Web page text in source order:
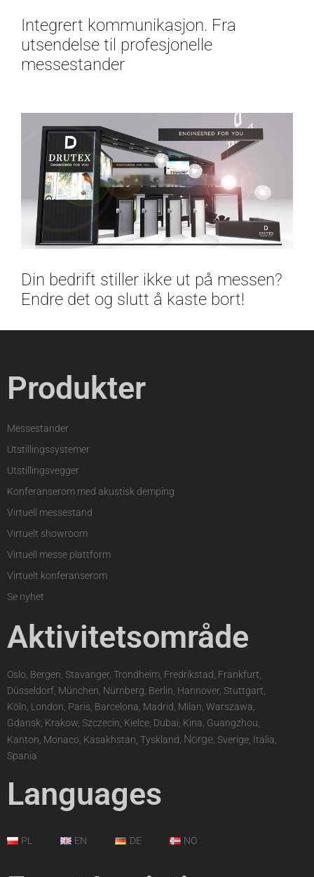
Integrert kommunikasjon. Fra
utsendelse til profesjonelle
messestander
Din bedrift stiller ikke ut på messen?
Endre det og slutt å kaste bort!
Produkter
Messestander
Utstillingssystemer
Utstillingsvegger
Konferanserom med akustisk demping
Virtuell messestand
Virtuelt showroom
Virtuell messe plattform
Virtuelt konferanserom
Se nyhet
Aktivitetsområde
Oslo, Bergen, Stavanger, Trondheim, Fredrikstad, Frankfurt,
Düsseldorf, München, Nürnberg, Berlin, Hannover, Stuttgart,
Köln, London, Paris, Barcelona, Madrid, Milan, Warszawa,
Gdansk, Krakow, Szczecin, Kielce, Dubai, Kina, Guangzhou,
Kanton, Monaco, Kasakhstan, Tyskland, Norge , Sverige, Italia,
Spania
Languages
PL EN DE NO